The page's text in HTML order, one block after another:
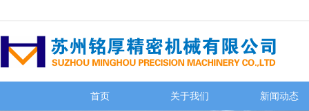
首页 关于我们 新闻动态